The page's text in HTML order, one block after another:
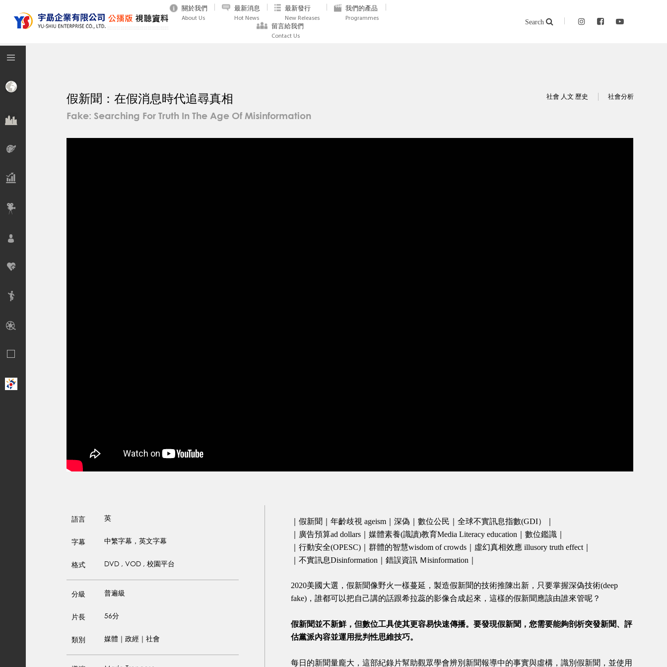
關於我們
About Us
最新消息
Hot News
最新發行
New Releases
我們的產品
Programmes
留言給我們
Contact Us
Search
假新聞：在假消息時代追尋真相
Fake: Searching For Truth In The Age Of Misinformation
社會 人文 歷史 社會分析
語言 英
字幕 中繁字幕，英文字幕
格式 DVD , VOD , 校園平台
分級 普遍級
片長 56分
類別 媒體｜政經｜社會
｜假新聞｜年齡歧視 ageism｜深偽｜數位公民｜全球不實訊息指數(GDI）｜
｜廣告預算ad dollars｜媒體素養(識讀)教育Media Literacy education｜數位鑑識｜
｜行動安全(OPESC)｜群體的智慧wisdom of crowds｜虛幻真相效應 illusory truth effect｜
｜不實訊息Disinformation｜錯誤資訊 Ｍisinformation｜
2020美國大選，假新聞像野火一樣蔓延，製造假新聞的技術推陳出新，只要掌握深偽技術(deep
fake)，誰都可以把自己講的話跟希拉蕊的影像合成起來，這樣的假新聞應該由誰來管呢？
假新聞並不新鮮，但數位工具使其更容易快速傳播。要發現假新聞，您需要能夠剖析突發新聞、評
估黨派內容並運用批判性思維技巧。
每日的新聞量龐大，這部紀錄片幫助觀眾學會辨別新聞報導中的事實與虛構，識別假新聞，並使用